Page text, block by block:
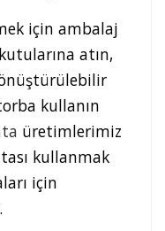
için ambalaj
atın,
kullanın
üretimlerimiz
kullanmak
için